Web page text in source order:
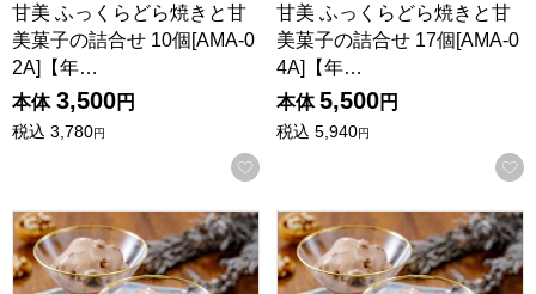
甘美 ふっくらどら焼きと甘
美菓子の詰合せ 10個[AMA-0
2A]【年…
本体 3,500円
税込 3,780円
お気に入りに登録する
甘美 ふっくらどら焼きと甘
美菓子の詰合せ 17個[AMA-0
4A]【年…
本体 5,500円
税込 5,940円
トップス チョコレートケーキアイス(8個)【年間ギフト】
トップス チョコレートケー